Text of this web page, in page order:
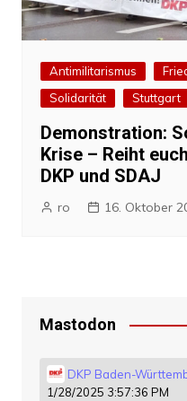
Antimilitarismus
Solidarität
Stuttgart
Demonstration:
Krise – Reiht
DKP und SDAJ
ro 16. Oktober
Mastodon
DKP Baden-
1/28/2025 3:57:36 PM